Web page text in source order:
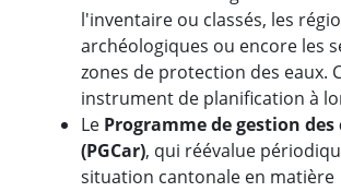
l'inventaire ou classés, les
archéologiques ou encore les
zones de protection des eaux.
instrument de planification à
Le Programme de gestion
(PGCar), qui réévalue
situation cantonale en matière